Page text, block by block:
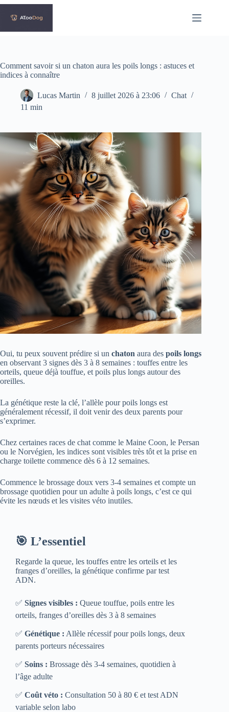
Passer
contenu
Comment savoir si un chaton aura les poils longs : astuces et
indices à connaître
Lucas Martin 8 juillet 2026 à 23:06
Chat
11 min
Oui, tu peux souvent prédire si un chaton aura des poils longs
en observant 3 signes dès 3 à 8 semaines : touffes entre les
orteils, queue déjà touffue, et poils plus longs autour des
oreilles.
La génétique reste la clé, l’allèle pour poils longs est
généralement récessif, il doit venir des deux parents pour
s’exprimer.
Chez certaines races de chat comme le Maine Coon, le Persan
ou le Norvégien, les indices sont visibles très tôt et la prise en
charge toilette commence dès 6 à 12 semaines.
Commence le brossage doux vers 3-4 semaines et compte un
brossage quotidien pour un adulte à poils longs, c’est ce qui
évite les nœuds et les visites véto inutiles.
🎯 L’essentiel
Regarde la queue, les touffes entre les orteils et les
franges d’oreilles, la génétique confirme par test
ADN.
✅ Signes visibles : Queue touffue, poils entre les
orteils, franges d’oreilles dès 3 à 8 semaines
✅ Génétique : Allèle récessif pour poils longs, deux
parents porteurs nécessaires
✅ Soins : Brossage dès 3-4 semaines, quotidien à
l’âge adulte
✅ Coût véto : Consultation 50 à 80 € et test ADN
variable selon labo